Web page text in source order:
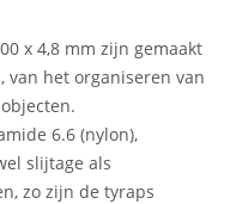
x 4,8 mm zijn gemaakt
van het organiseren van
6.6 (nylon),
slijtage als
zo zijn de tyraps